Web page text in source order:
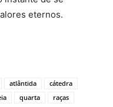
eternos.
atlântida
cátedra
quarta
raças